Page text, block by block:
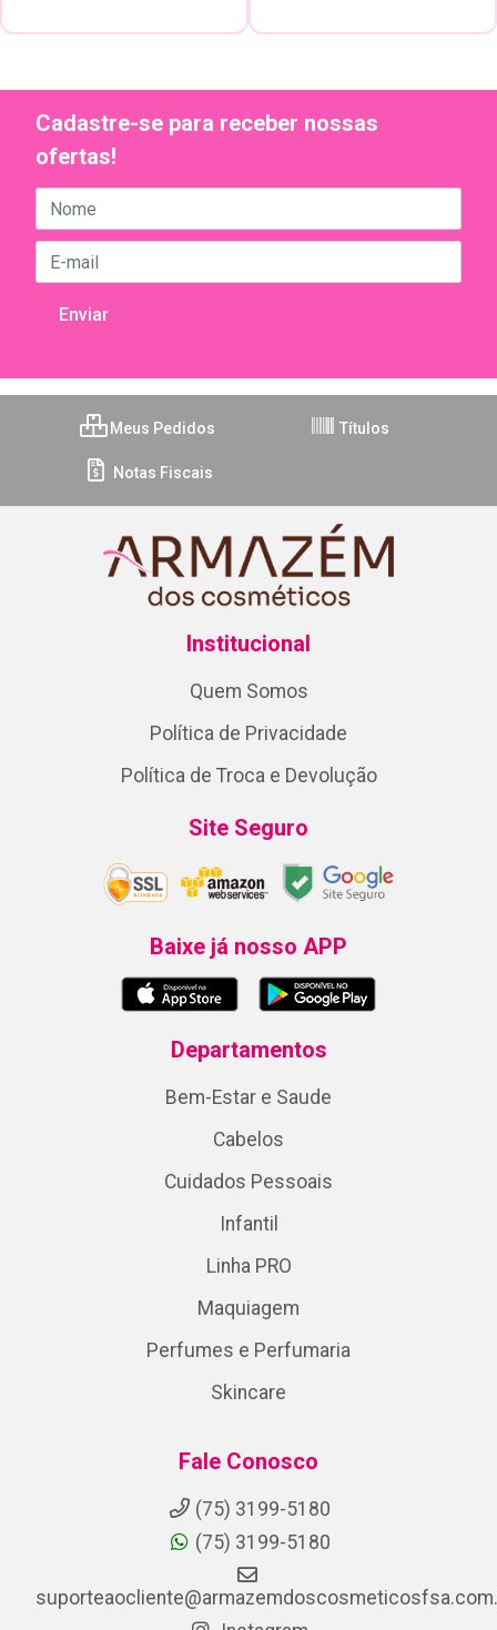
Cadastre-se para receber nossas
ofertas!
Meus Pedidos Títulos
Notas Fiscais
Institucional
Quem Somos
Política de Privacidade
Política de Troca e Devolução
Site Seguro
Baixe já nosso APP
Departamentos
Bem-Estar e Saude
Cabelos
Cuidados Pessoais
Infantil
Linha PRO
Maquiagem
Perfumes e Perfumaria
Skincare
Fale Conosco
(75) 3199-5180
(75) 3199-5180